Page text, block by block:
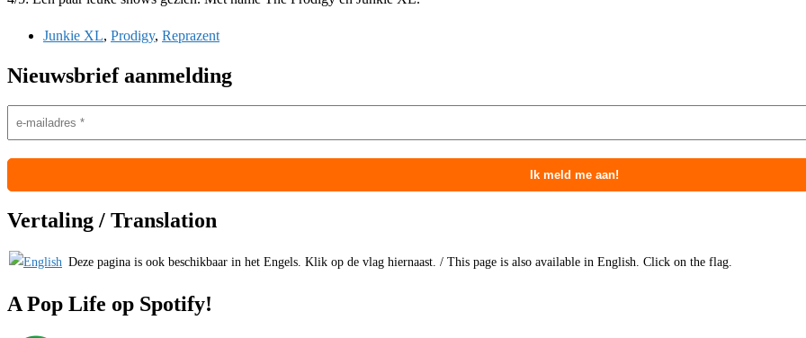
Junkie XL, Prodigy, Reprazent
Nieuwsbrief aanmelding
Vertaling / Translation
Deze pagina is ook beschikbaar in het Engels. Klik op de vlag hiernaast. / This page is also available in English. Click on the flag.
A Pop Life op Spotify!